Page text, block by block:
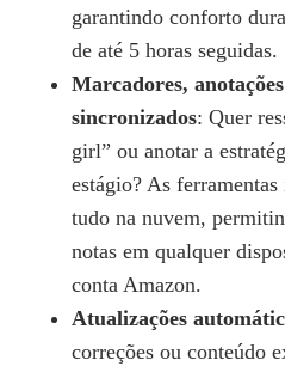
garantindo conforto
de até 5 horas seguidas.
Marcadores,
sincronizados: Quer
girl” ou anotar a
estágio? As
tudo na nuvem,
notas em qualquer
conta Amazon.
Atualizações
correções ou conteúdo